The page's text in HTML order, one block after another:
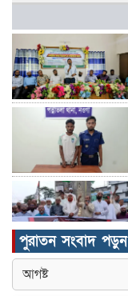
পুরাতন সংবাদ পড়ুন